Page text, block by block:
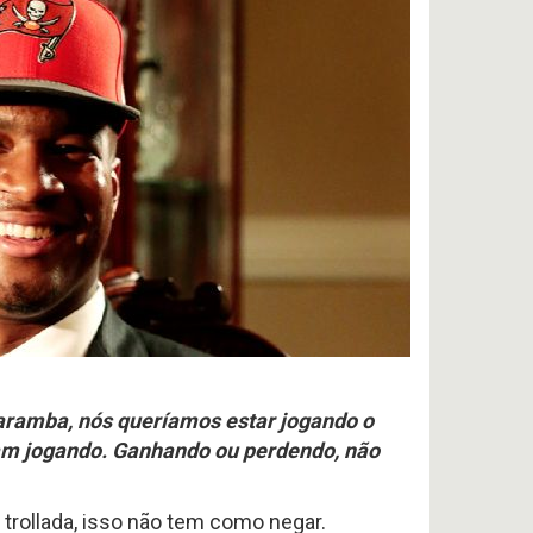
nós queríamos estar jogando o
jogando. Ganhando ou perdendo, não
isso não tem como negar.